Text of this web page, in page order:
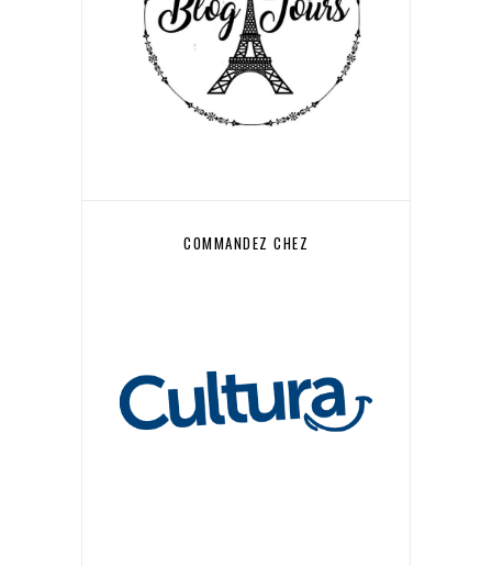
COMMANDEZ CHEZ